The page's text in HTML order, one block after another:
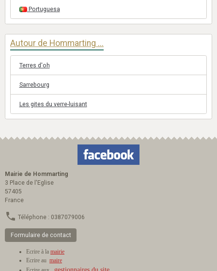
Portuguesa
Autour de Hommarting ...
Terres d'oh
Sarrebourg
Les gites du verre-luisant
Mairie de Hommarting
3 Place de l'Eglise
57405
France
Téléphone : 0387079006
Formulaire de contact
Ecrire à la mairie
Ecrire au maire